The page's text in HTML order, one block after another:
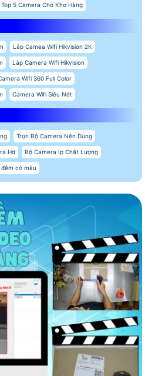
Top 5 Camera Cho Kho Hàng
Lắp Camea Wifi Hikvision 2K
Lắp Camera Wifi Hikvision
Wifi 360 Full Color
Camera Wifi Siêu Nét
Trọn Bộ Camera Nên Dùng
Hd Bộ Camera Ip Chất Lượng
có màu